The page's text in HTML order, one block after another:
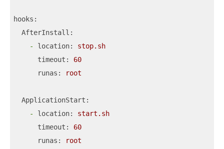
hooks:
AfterInstall:
-
location:
stop.sh
timeout:
60
runas:
root
ApplicationStart:
-
location:
start.sh
timeout:
60
runas:
root